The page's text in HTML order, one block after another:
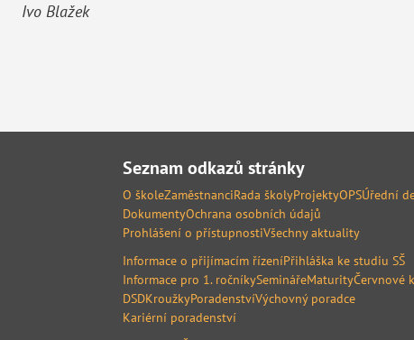
Ivo Blažek
Seznam odkazů stránky
O školeZaměstnanciRada školyProjektyOPSÚřední
DokumentyOchrana osobních údajů
Prohlášení o přístupnostiVšechny aktuality
Informace o přijímacím řízeníPřihláška ke studiu SŠ
Informace pro 1. ročníkySeminářeMaturityČervnové
DSDKroužkyPoradenstvíVýchovný poradce
Kariérní poradenství